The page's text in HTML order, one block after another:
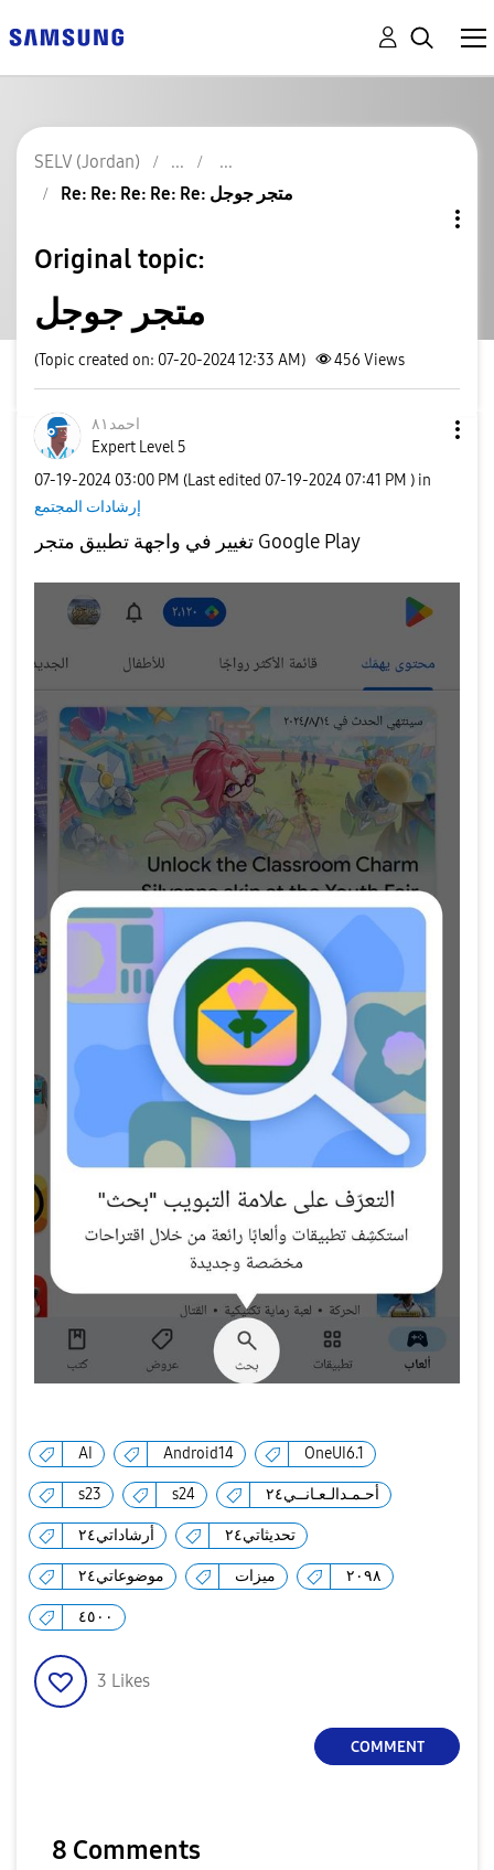
SELV (Jordan)
Re: Re: Re: Re: Re: متجر جوجل
Original topic:
متجر جوجل
(Topic created on: 07-20-2024 12:33 AM) 456 Views
احمد٨١
Expert Level 5
‎07-19-2024 03:00 PM (Last edited ‎07-19-2024 07:41 PM ) in
إرشادات المجتمع
تغيير في واجهة تطبيق متجر Google Play
AI Android14 OneUI6.1
s23 s24 أحـمـدالـعـانــي٢٤
أرشاداتي٢٤ تحديثاتي٢٤
موضوعاتي٢٤ ميزات ٢٠٩٨
٤٥٠٠
3 Likes
COMMENT
8 Comments